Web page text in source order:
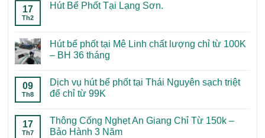
17
Th2
Hút Bể Phốt Tại Lạng Sơn.
Hút bể phốt tại Mê Linh chất lượng chỉ từ 100K
– BH 36 tháng
09
Th8
Dịch vụ hút bể phốt tại Thái Nguyên sạch triệt
để chỉ từ 99K
17
Th7
Thông Cống Nghẹt An Giang Chỉ Từ 150k –
Bảo Hành 3 Năm